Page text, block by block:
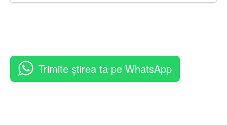
Trimite știrea ta pe WhatsApp